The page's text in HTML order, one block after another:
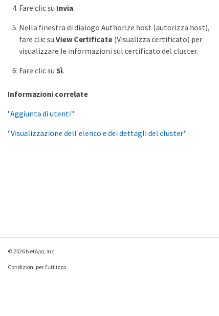
Fare clic su Invia.
Nella finestra di dialogo Authorize host (autorizza host),
fare clic su View Certificate(Visualizza certificato) per
visualizzare le informazioni sul certificato del cluster.
Fare clic su Sì.
Informazioni correlate
"Aggiunta di utenti"
"Visualizzazione dell'elenco e dei dettagli del cluster"
© 2026 NetApp, Inc.
Condizioni per l'utilizzo